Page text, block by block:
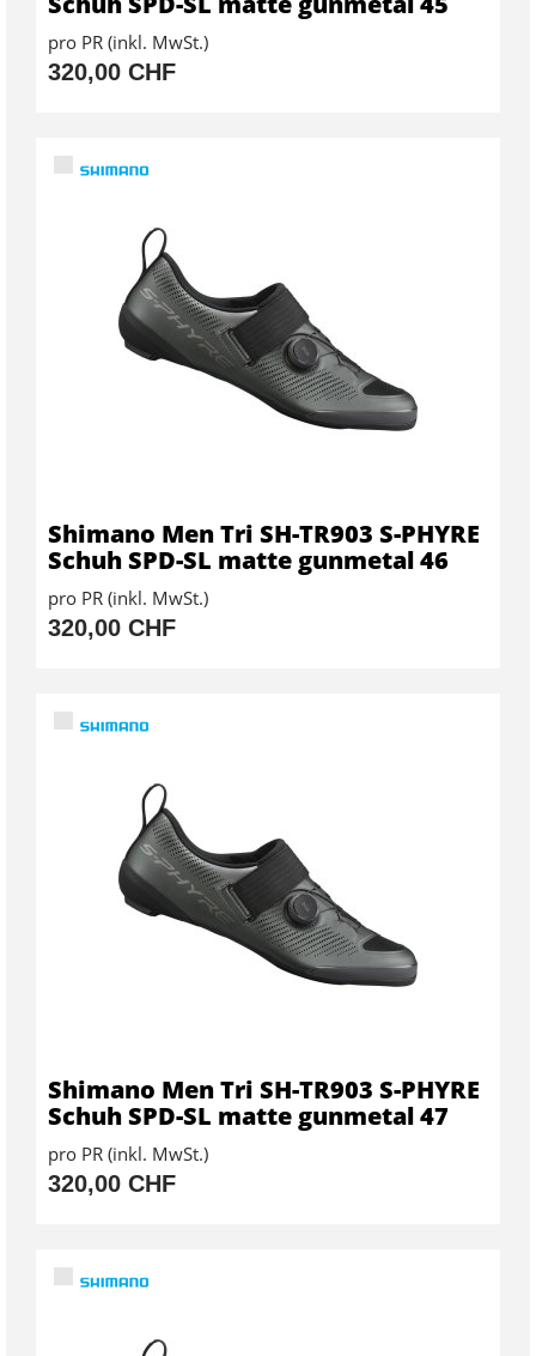
pro PR (inkl. MwSt.)
320,00 CHF
Shimano Men Tri SH-TR903 S-PHYRE
Schuh SPD-SL matte gunmetal 46
pro PR (inkl. MwSt.)
320,00 CHF
Shimano Men Tri SH-TR903 S-PHYRE
Schuh SPD-SL matte gunmetal 47
pro PR (inkl. MwSt.)
320,00 CHF